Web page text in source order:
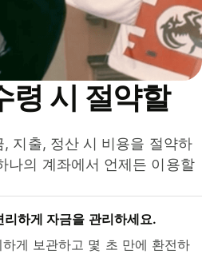
령 시 절약할
지출, 정산 시 비용을 절약하
나의 계좌에서 언제든 이용할
리하게 자금을 관리하세요.
게 보관하고 몇 초 만에 환전하